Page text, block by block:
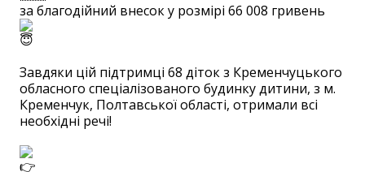
за благодійний внесок у розмірі 66 008 гривень
Завдяки цій підтримці 68 діток з Кременчуцького
обласного спеціалізованого будинку дитини, з м.
Кременчук, Полтавської області, отримали всі
необхідні речі!